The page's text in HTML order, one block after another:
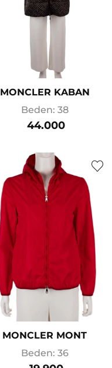
MONCLER KABAN
Beden: 38
44.000
MONCLER MONT
Beden: 36